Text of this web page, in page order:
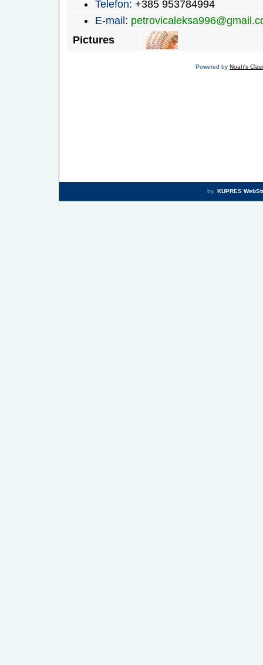
Telefon: +385 953784994
E-mail:
Pictures
Powered by Noah's
by KUPRES